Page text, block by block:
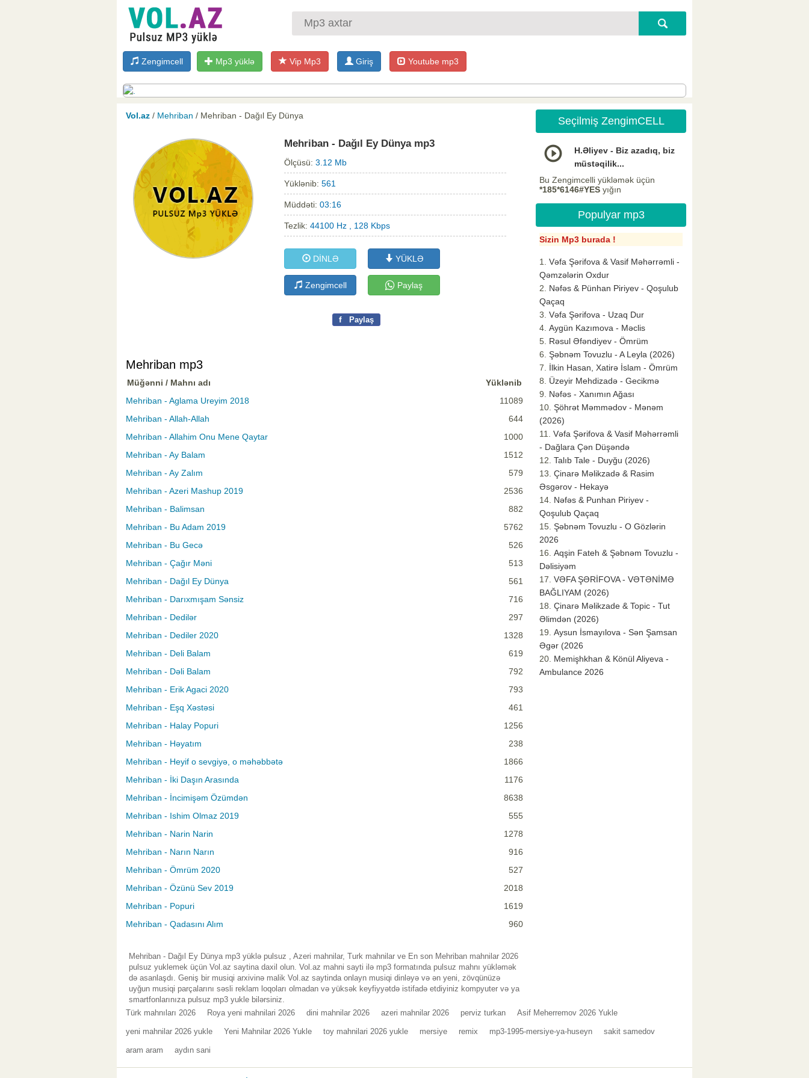
Zengimcell Mp3 yüklə Vip Mp3 Giriş Youtube mp3
Vol.az / Mehriban / Mehriban - Dağıl Ey Dünya
Mehriban - Dağıl Ey Dünya mp3
Ölçüsü: 3.12 Mb
Yüklənib: 561
Müddəti: 03:16
Tezlik: 44100 Hz , 128 Kbps
DİNLƏ YÜKLƏ
Zengimcell Paylaş
f Paylaş
Mehriban mp3
Müğənni / Mahnı adı
Yüklənib
Mehriban - Aglama Ureyim 2018
11089
Mehriban - Allah-Allah
644
Mehriban - Allahim Onu Mene Qaytar
1000
Mehriban - Ay Balam
1512
Mehriban - Ay Zalım
579
Mehriban - Azeri Mashup 2019
2536
Mehriban - Balimsan
882
Mehriban - Bu Adam 2019
5762
Mehriban - Bu Gecə
526
Mehriban - Çağır Məni
513
Mehriban - Dağıl Ey Dünya
561
Mehriban - Darıxmışam Sənsiz
716
Mehriban - Dedilər
297
Mehriban - Dediler 2020
1328
Mehriban - Deli Balam
619
Mehriban - Dəli Balam
792
Mehriban - Erik Agaci 2020
793
Mehriban - Eşq Xəstəsi
461
Mehriban - Halay Popuri
1256
Mehriban - Həyatım
238
Mehriban - Heyif o sevgiyə, o məhəbbətə
1866
Mehriban - İki Daşın Arasında
1176
Mehriban - İncimişəm Özümdən
8638
Mehriban - Ishim Olmaz 2019
555
Mehriban - Narin Narin
1278
Mehriban - Narın Narın
916
Mehriban - Ömrüm 2020
527
Mehriban - Özünü Sev 2019
2018
Mehriban - Popuri
1619
Mehriban - Qadasını Alım
960
Mehriban - Dağıl Ey Dünya mp3 yüklə pulsuz , Azeri mahnilar, Turk mahnilar ve En son Mehriban mahnilar 2026
pulsuz yuklemek üçün Vol.az saytina daxil olun. Vol.az mahni sayti ilə mp3 formatında pulsuz mahnı yükləmək
də asanlaşdı. Geniş bir musiqi arxivinə malik Vol.az saytinda onlayn musiqi dinləyə və ən yeni, zövqünüzə
uyğun musiqi parçalarını səsli reklam loqoları olmadan və yüksək keyfiyyətdə istifadə etdiyiniz kompyuter və ya
smartfonlarınıza pulsuz mp3 yukle bilərsiniz.
Seçilmiş ZengimCELL
H.Əliyev - Biz azadıq, biz
müstəqilik...
Bu Zengimcelli yükləmək üçün
*185*6146#YES yığın
Populyar mp3
Sizin Mp3 burada !
Vəfa Şərifova & Vasif Məhərrəmli -
Qəmzələrin Oxdur
Nəfəs & Pünhan Piriyev - Qoşulub
Qaçaq
Vəfa Şərifova - Uzaq Dur
Aygün Kazımova - Məclis
Rəsul Əfəndiyev - Ömrüm
Şəbnəm Tovuzlu - A Leyla (2026)
İlkin Hasan, Xatirə İslam - Ömrüm
Üzeyir Mehdizadə - Gecikmə
Nəfəs - Xanımın Ağası
Şöhrət Məmmədov - Mənəm
(2026)
Vəfa Şərifova & Vasif Məhərrəmli
- Dağlara Çən Düşəndə
Talıb Tale - Duyğu (2026)
Çinarə Məlikzadə & Rasim
Əsgərov - Hekayə
Nəfəs & Punhan Piriyev -
Qoşulub Qaçaq
Şəbnəm Tovuzlu - O Gözlərin
2026
Aqşin Fateh & Şəbnəm Tovuzlu -
Dəlisiyəm
VƏFA ŞƏRİFOVA - VƏTƏNİMƏ
BAĞLIYAM (2026)
Çinarə Məlikzade & Topic - Tut
Əlimdən (2026)
Aysun İsmayılova - Sən Şamsan
Əgər (2026
Memişhkhan & Könül Aliyeva -
Ambulance 2026
Türk mahnıları 2026 Roya yeni mahnilari 2026 dini mahnilar 2026 azeri mahnilar 2026 perviz turkan Asif Meherremov 2026 Yukle
yeni mahnilar 2026 yukle Yeni Mahnilar 2026 Yukle toy mahnilari 2026 yukle mersiye remix mp3-1995-mersiye-ya-huseyn sakit samedov
aram aram aydın sani